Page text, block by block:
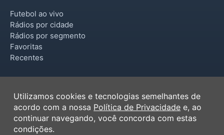
Futebol ao vivo
Rádios por cidade
Rádios por segmento
Favoritas
Recentes
Termos de Uso
Política de Privacidade
Ferramentas
Utilizamos cookies e tecnologias semelhantes de
acordo com a nossa Política de Privacidade e, ao
continuar navegando, você concorda com estas
condições.